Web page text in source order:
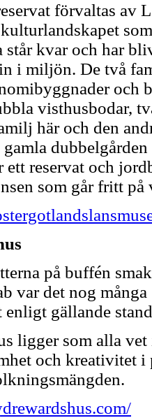
förvaltas av
står kvar och har
i miljön. De två
och
visthusbodar,
här och den
ett reservat och
som går fritt på
på buffén
var det nog
gällande
ligger som alla
och kreativitet